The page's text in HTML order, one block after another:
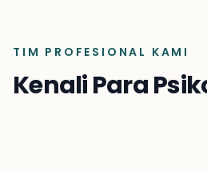
TIM PROFESIONAL KAMI
Kenali Para